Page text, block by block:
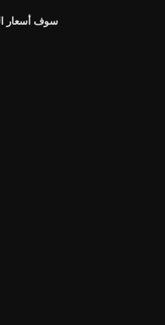
سوف أسعار